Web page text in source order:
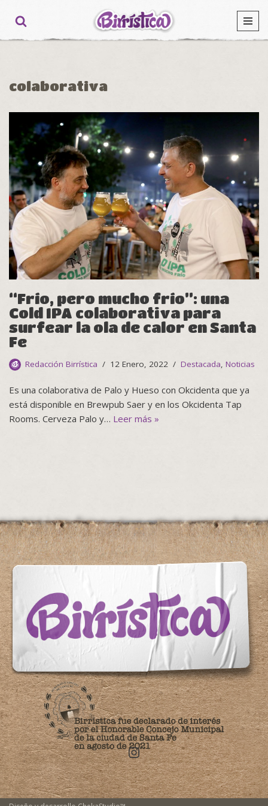
colaborativa
“Frío, pero mucho frío”: una
Cold IPA colaborativa para
surfear la ola de calor en Santa
Fe
Redacción Birrística 12 Enero, 2022 Destacada, Noticias
Es una colaborativa de Palo y Hueso con Okcidenta que ya
está disponible en Brewpub Saer y en los Okcidenta Tap
Rooms. Cerveza Palo y… Leer más »